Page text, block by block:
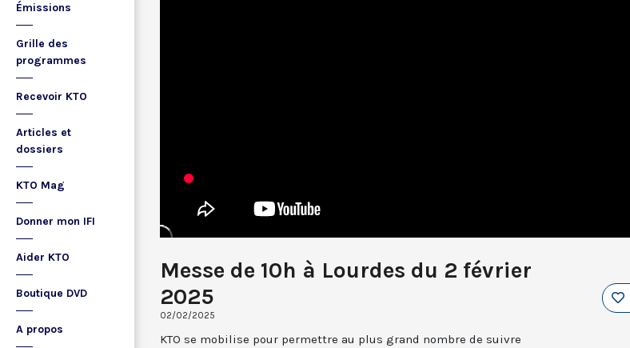
Émissions
Grille des
programmes
Recevoir KTO
Articles et
dossiers
KTO Mag
Donner mon IFI
Aider KTO
Boutique DVD
A propos
Messe de 10h à Lourdes du 2 février
2025
02/02/2025
KTO se mobilise pour permettre au plus grand nombre de suivre